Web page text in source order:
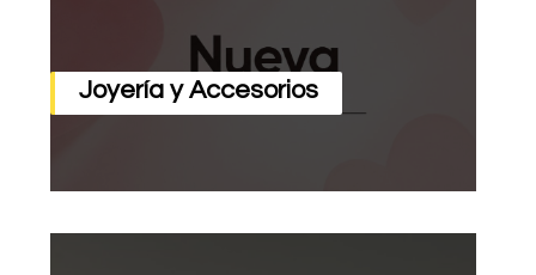
Joyería y Accesorios